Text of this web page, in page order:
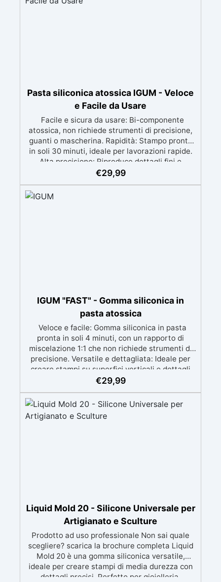
Pasta siliconica atossica IGUM - Veloce
e Facile da Usare
Facile e sicura da usare: Bi-componente
atossica, non richiede strumenti di precisione,
guanti o mascherina. Rapidità: Stampo pronto
in soli 30 minuti, ideale per lavorazioni rapide.
Alta precisione: Riproduce dettagli fini e
complessi con un risultato professionale.
metallo a basso punto di fusione, sapone e
cemento. Resistente e durevole: Consente oltre
€29,99
IGUM "FAST" - Gomma siliconica in
pasta atossica
Veloce e facile: Gomma siliconica in pasta
pronta in soli 4 minuti, con un rapporto di
miscelazione 1:1 che non richiede strumenti di
precisione. Versatile e dettagliata: Ideale per
creare stampi su superfici verticali e dettagli
intricati, compatibile con resine, gesso, cera,
Atossica e sicura: Formulazione inodore,
atossica e facile da maneggiare senza guanti o
mascherina. Alta resistenza e durabilità:
€29,99
Liquid Mold 20 - Silicone Universale per
Artigianato e Sculture
Prodotto ad uso professionale Non sai quale
scegliere? scarica la brochure completa Liquid
Mold 20 è una gomma siliconica versatile,
ideale per creare stampi di media durezza con
dettagli precisi. Perfetto per gioielleria,